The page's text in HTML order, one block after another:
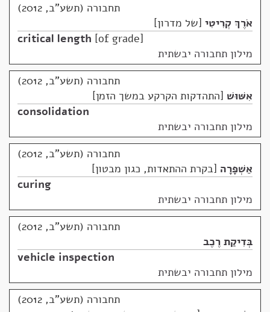
תחבורה (תשע"ב, 2012)
אֹרֶךְ קְרִיטִי של מדרון
critical length of grade
מילון תחבורה יבשתית
תחבורה (תשע"ב, 2012)
אִשּׁוּשׁ התהדקות הקרקע במשך הזמן
consolidation
מילון תחבורה יבשתית
תחבורה (תשע"ב, 2012)
אַשְׁפָּרָה בקרת ההתאדות, כגון מבטון
curing
מילון תחבורה יבשתית
תחבורה (תשע"ב, 2012)
בְּדִיקַת רֶכֶב
vehicle inspection
מילון תחבורה יבשתית
תחבורה (תשע"ב, 2012)